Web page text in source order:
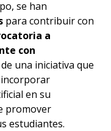
se han
para contribuir con
a
con
una iniciativa que
incorporar
en su
promover
estudiantes.